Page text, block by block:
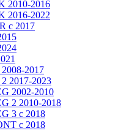
2010-2016
2016-2022
с 2017
2017
2017-2023
2002-2010
2 2010-2018
3 с 2018
с 2018